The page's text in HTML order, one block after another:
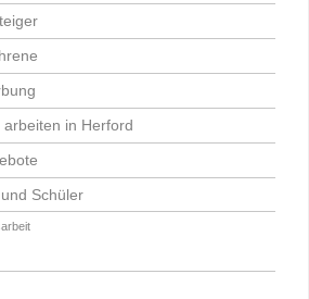
arbeiten in Herford
Schüler